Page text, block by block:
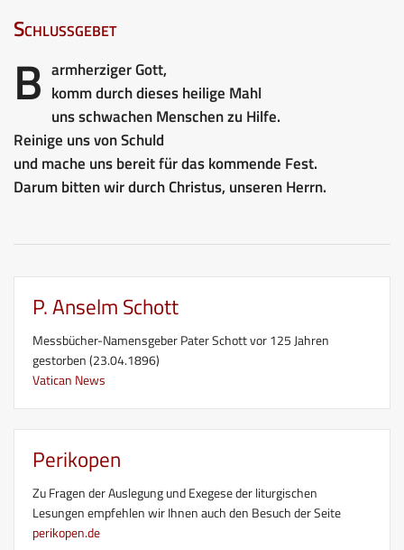
Schlussgebet
B armherziger Gott,
komm durch dieses heilige Mahl
uns schwachen Menschen zu Hilfe.
Reinige uns von Schuld
und mache uns bereit für das kommende Fest.
Darum bitten wir durch Christus, unseren Herrn.
P. Anselm Schott
Messbücher-Namensgeber Pater Schott vor 125 Jahren
gestorben (23.04.1896)
Vatican News
Perikopen
Zu Fragen der Auslegung und Exegese der liturgischen
Lesungen empfehlen wir Ihnen auch den Besuch der Seite
perikopen.de